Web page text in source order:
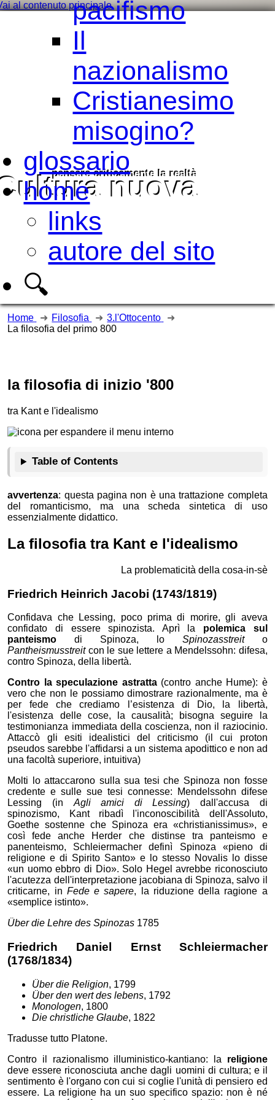
al contenuto principale
nuova
pensare criticamente larealtà
pacifismo
Il
nazionalismo
Cristianesimo
misogino?
glossario
home
links
autore del sito
🔍
Home Filosofia
3.l'Ottocento
La filosofia del primo 800
la filosofia di inizio '800
tra Kant e l'idealismo
Table of Contents
avvertenza: questa pagina non è una trattazione completa
del romanticismo, ma una scheda sintetica di uso
essenzialmente didattico.
La filosofia tra Kant e l'idealismo
La problematicità della cosa-in-sè
Friedrich HeinrichJacobi (1743/1819)
Confidava che Lessing, poco prima di morire, gli aveva
confidato di essere spinozista. Aprì la polemica sul
panteismo di Spinoza, lo Spinozasstreito
Pantheismusstreitcon le sue lettere a Mendelssohn: difesa,
contro Spinoza, della libertà.
Contro la speculazione astratta(contro anche Hume): è
vero che non le possiamo dimostrare razionalmente, ma è
per fede che crediamo l’esistenza di Dio, la libertà,
l'esistenza delle cose, la causalità; bisogna seguire la
testimonianza immediata della coscienza, non il raziocinio.
Attaccò gli esiti idealistici del criticismo (il cui proton
pseudos sarebbe l'affidarsi a un sistema apodittico e non ad
una facoltà superiore, intuitiva)
Molti lo attaccarono sulla sua tesi che Spinoza non fosse
credente e sulle sue tesi connesse: Mendelssohn difese
Lessing (in Agli amici di Lessing) dall'accusa di
spinozismo, Kant ribadì l'inconoscibilità dell'Assoluto,
Goethe sostenne che Spinoza era
christianissimus , e
così fede anche Herder che distinse tra panteismo e
panenteismo, Schleiermacher definì Spinoza
pieno di
religione e di Spirito Santo
e lo stesso Novalis lo disse
un uomo ebbro di Dio . Solo Hegel avrebbe riconosciuto
l'acutezza dell'interpretazione jacobiana di Spinoza, salvo il
criticarne, in Fede e sapere, la riduzione della ragione a
semplice istinto .
Über die Lehre des Spinozas 1785
Friedrich Daniel Ernst Schleiermacher
(1768/1834)
Über die Religion, 1799
Über den wert des lebens, 1792
Monologen, 1800
Die christliche Glaube, 1822
Tradusse tutto Platone.
Contro il razionalismo illuministico-kantiano: la religione
deve essere riconosciuta anche dagli uomini di cultura; e il
sentimento è l'organo con cui si coglie l'unità di pensiero ed
essere. La religione ha un suo specifico spazio: non è né